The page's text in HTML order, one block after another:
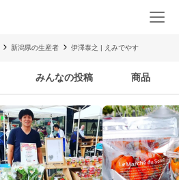
新潟県の生産者 伊澤泰之 | えみでやす
みんなの投稿 商品